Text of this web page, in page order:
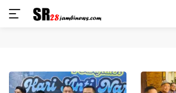
konten